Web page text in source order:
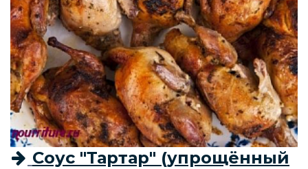
Соус "Тартар" (упрощённый